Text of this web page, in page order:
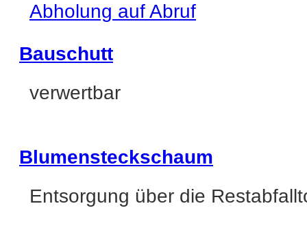
Abholung auf Abruf
Bauschutt
verwertbar
Blumensteckschaum
Entsorgung über die